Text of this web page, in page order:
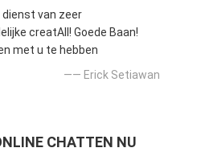
dienst van zeer
creatAll! Goede Baan!
met u te hebben
—— Erick Setiawan
CHATTEN NU